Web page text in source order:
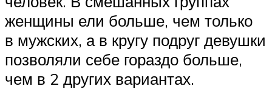
женщины ели больше, чем только
в мужских, а в кругу подруг девушки
позволяли себе гораздо больше,
чем в 2 других вариантах.